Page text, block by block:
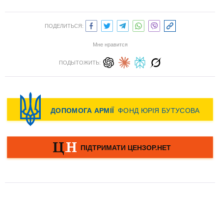
ПОДЕЛИТЬСЯ:
Мне нравится
ПОДЫТОЖИТЬ: